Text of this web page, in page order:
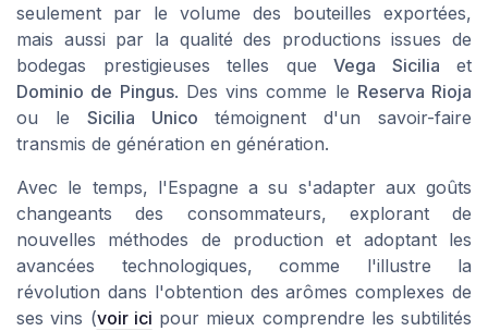
seulement par le volume des bouteilles exportées,
mais aussi par la qualité des productions issues de
bodegas prestigieuses telles que Vega Sicilia et
Dominio de Pingus. Des vins comme le Reserva Rioja
ou le Sicilia Unico témoignent d'un savoir-faire
transmis de génération en génération.
Avec le temps, l'Espagne a su s'adapter aux goûts
changeants des consommateurs, explorant de
nouvelles méthodes de production et adoptant les
avancées technologiques, comme l'illustre la
révolution dans l'obtention des arômes complexes de
ses vins (voir ici pour mieux comprendre les subtilités